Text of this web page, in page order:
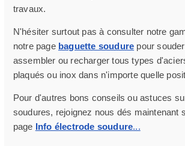
travaux.
N'hésiter surtout pas à consulter notre
notre page baguette soudure pour
assembler ou recharger tous types
plaqués ou inox dans n'importe quelle
Pour d'autres bons conseils ou astuces
soudures, rejoignez nous dés maintenant
page Info électrode soudure...